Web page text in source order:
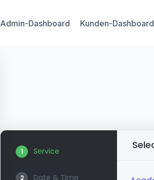
Admin-Dashboard Kunden-Dashboard